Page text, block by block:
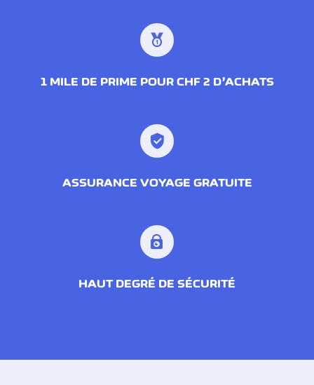
1 MILE DE PRIME POUR CHF 2 D’ACHATS
ASSURANCE VOYAGE GRATUITE
HAUT DEGRÉ DE SÉCURITÉ